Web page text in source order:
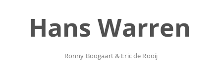
inhoudHans Warren
Ronny Boogaart & Eric de Rooij